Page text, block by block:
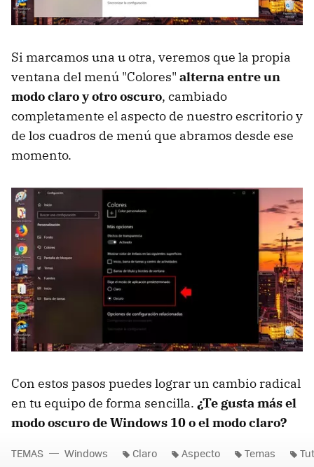
Si marcamos una u otra, veremos que la propia
ventana del menú "Colores" alterna entre un
modo claro y otro oscuro, cambiado
completamente el aspecto de nuestro escritorio y
de los cuadros de menú que abramos desde ese
momento.
Con estos pasos puedes lograr un cambio radical
en tu equipo de forma sencilla. ¿Te gusta más el
modo oscuro de Windows 10 o el modo claro?
TEMAS Windows Claro Aspecto Temas